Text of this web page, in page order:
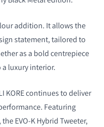
addition. It allows the
statement, tailored to
as a bold centrepiece
luxury interior.
KORE continues to deliver
Featuring
EVO-K Hybrid Tweeter,